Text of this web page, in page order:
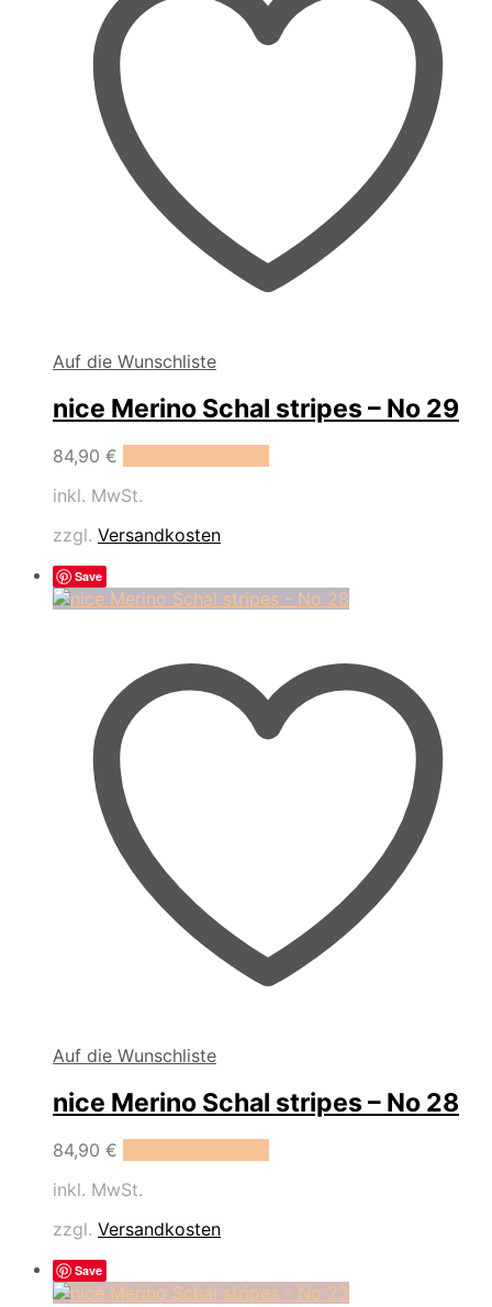
Auf die Wunschliste
nice Merino Schal stripes – No 29
84,90 €
inkl. MwSt.
zzgl. Versandkosten
Save
Auf die Wunschliste
nice Merino Schal stripes – No 28
84,90 €
inkl. MwSt.
zzgl. Versandkosten
Save